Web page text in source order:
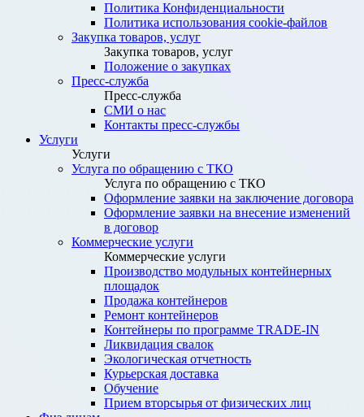
Политика Конфиденциальности
Политика использования cookie-файлов
Закупка товаров, услуг
Закупка товаров, услуг
Положение о закупках
Пресс-служба
Пресс-служба
СМИ о нас
Контакты пресс-службы
Услуги
Услуги
Услуга по обращению с ТКО
Услуга по обращению с ТКО
Оформление заявки на заключение договора
Оформление заявки на внесение изменений
в договор
Коммерческие услуги
Коммерческие услуги
Производство модульных контейнерных
площадок
Продажа контейнеров
Ремонт контейнеров
Контейнеры по программе TRADE-IN
Ликвидация свалок
Экологическая отчетность
Курьерская доставка
Обучение
Прием вторсырья от физических лиц